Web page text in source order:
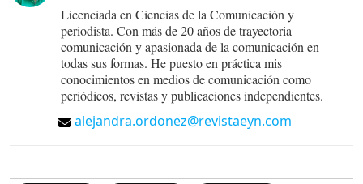
Licenciada en Ciencias de la Comunicación y
periodista. Con más de 20 años de trayectoria
comunicación y apasionada de la comunicación en
todas sus formas. He puesto en práctica mis
conocimientos en medios de comunicación como
periódicos, revistas y publicaciones independientes.
alejandra.ordonez@revistaeyn.com